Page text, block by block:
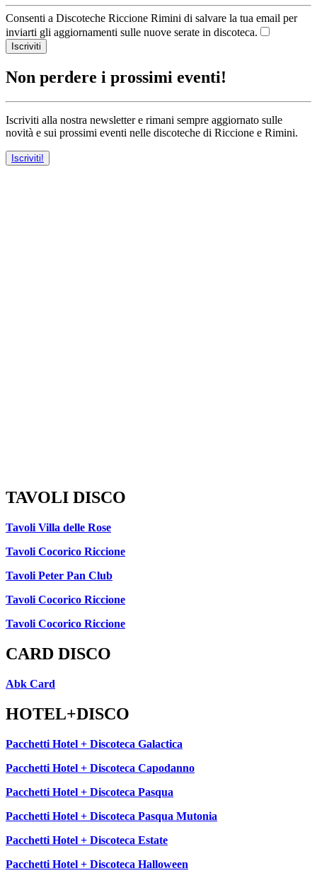
Consenti a Discoteche Riccione Rimini di salvare la tua email per
inviarti gli aggiornamenti sulle nuove serate in discoteca.
Iscriviti
Non perdere i prossimi eventi!
Iscriviti alla nostra newsletter e rimani sempre aggiornato sulle
novità e sui prossimi eventi nelle discoteche di Riccione e Rimini.
Iscriviti!
TAVOLI DISCO
Tavoli Villa delle Rose
Tavoli Cocorico Riccione
Tavoli Peter Pan Club
Tavoli Cocorico Riccione
Tavoli Cocorico Riccione
CARD DISCO
Abk Card
HOTEL+DISCO
Pacchetti Hotel + Discoteca Galactica
Pacchetti Hotel + Discoteca Capodanno
Pacchetti Hotel + Discoteca Pasqua
Pacchetti Hotel + Discoteca Pasqua Mutonia
Pacchetti Hotel + Discoteca Estate
Pacchetti Hotel + Discoteca Halloween